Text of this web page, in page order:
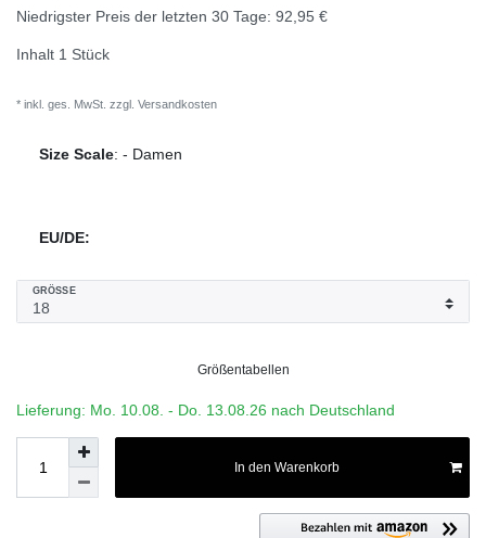
Niedrigster Preis der letzten 30 Tage: 92,95 €
Inhalt 1 Stück
* inkl. ges. MwSt. zzgl. Versandkosten
Size Scale: - Damen
EU/DE:
GRÖSSE
Größentabellen
Lieferung: Mo. 10.08. - Do. 13.08.26 nach Deutschland
In den Warenkorb